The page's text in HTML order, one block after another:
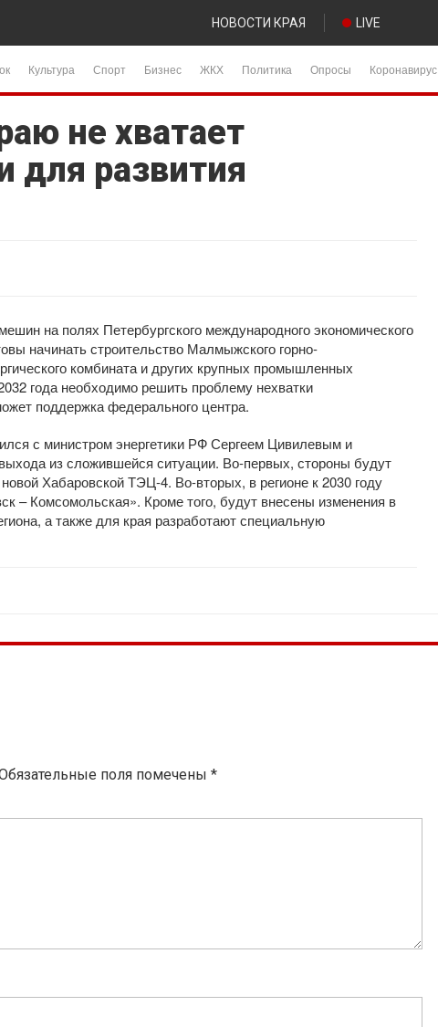
НОВОСТИ КРАЯ LIVE
Культура Спорт Бизнес ЖКХ Политика Опросы Коронавирус
не хватает
для развития
на полях Петербургского международного экономического
начинать строительство Малмыжского горно-
комбината и других крупных промышленных
года необходимо решить проблему нехватки
поддержка федерального центра.
с министром энергетики РФ Сергеем Цивилевым и
из сложившейся ситуации. Во-первых, стороны будут
Хабаровской ТЭЦ-4. Во-вторых, в регионе к 2030 году
– Комсомольская». Кроме того, будут внесены изменения в
а также для края разработают специальную
поля помечены *